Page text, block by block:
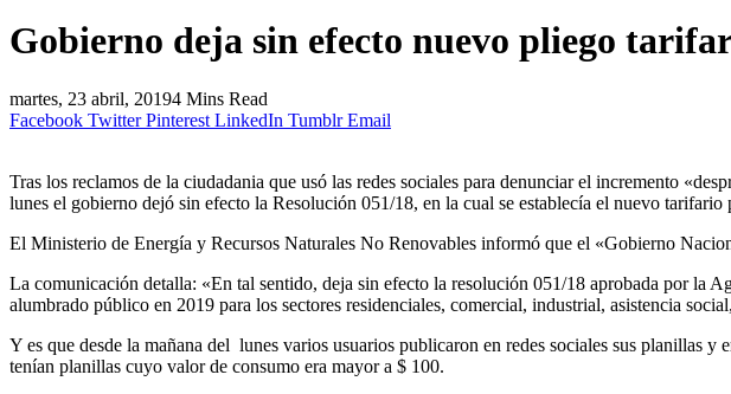
Gobierno deja sin efecto nuevo pliego
martes, 23 abril, 20194 Mins Read
Facebook Twitter Pinterest LinkedIn Tumblr Email
Tras los reclamos de la ciudadania que usó las redes sociales para denunciar el incremento
lunes el gobierno dejó sin efecto la Resolución 051/18, en la cual se establecía el nuevo tarifario
El Ministerio de Energía y Recursos Naturales No Renovables informó que el «Gobierno
La comunicación detalla: «En tal sentido, deja sin efecto la resolución 051/18 aprobada por la
alumbrado público en 2019 para los sectores residenciales, comercial, industrial, asistencia
Y es que desde la mañana del lunes varios usuarios publicaron en redes sociales sus planillas
tenían planillas cuyo valor de consumo era mayor a $ 100.